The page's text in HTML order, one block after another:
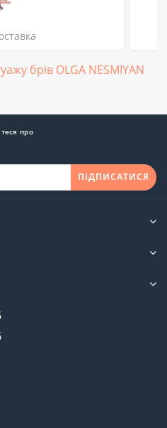
брів OLGA NESMIYAN
про
ПІДПИСАТИСЯ